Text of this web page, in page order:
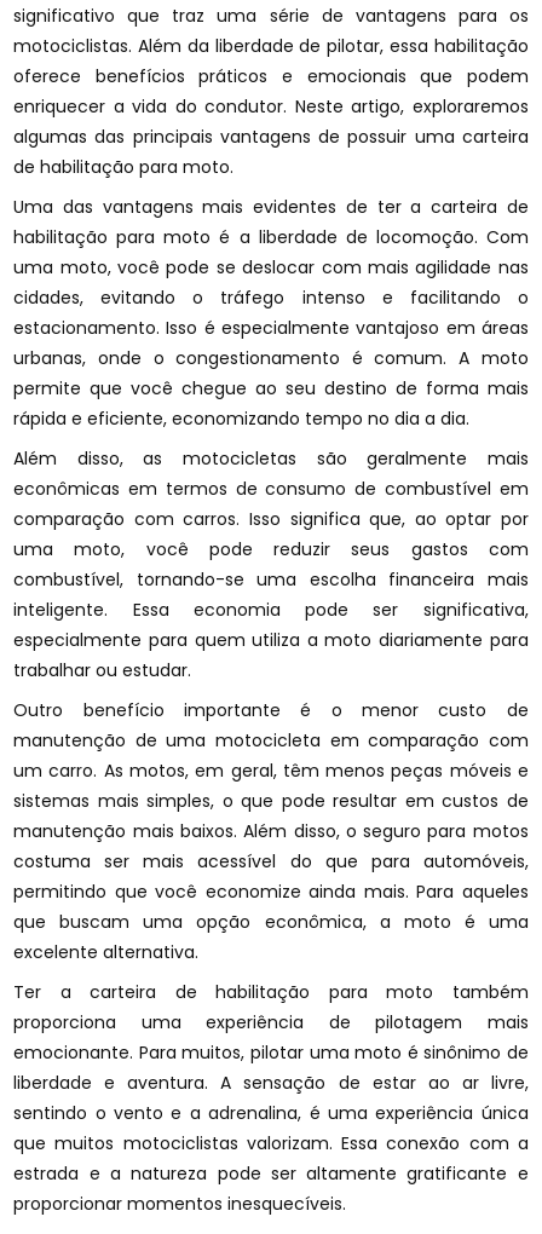
significativo que traz uma série de vantagens para os
motociclistas. Além da liberdade de pilotar, essa habilitação
oferece benefícios práticos e emocionais que podem
enriquecer a vida do condutor. Neste artigo, exploraremos
algumas das principais vantagens de possuir uma carteira
de habilitação para moto.
Uma das vantagens mais evidentes de ter a carteira de
habilitação para moto é a liberdade de locomoção. Com
uma moto, você pode se deslocar com mais agilidade nas
cidades, evitando o tráfego intenso e facilitando o
estacionamento. Isso é especialmente vantajoso em áreas
urbanas, onde o congestionamento é comum. A moto
permite que você chegue ao seu destino de forma mais
rápida e eficiente, economizando tempo no dia a dia.
Além disso, as motocicletas são geralmente mais
econômicas em termos de consumo de combustível em
comparação com carros. Isso significa que, ao optar por
uma moto, você pode reduzir seus gastos com
combustível, tornando-se uma escolha financeira mais
inteligente. Essa economia pode ser significativa,
especialmente para quem utiliza a moto diariamente para
trabalhar ou estudar.
Outro benefício importante é o menor custo de
manutenção de uma motocicleta em comparação com
um carro. As motos, em geral, têm menos peças móveis e
sistemas mais simples, o que pode resultar em custos de
manutenção mais baixos. Além disso, o seguro para motos
costuma ser mais acessível do que para automóveis,
permitindo que você economize ainda mais. Para aqueles
que buscam uma opção econômica, a moto é uma
excelente alternativa.
Ter a carteira de habilitação para moto também
proporciona uma experiência de pilotagem mais
emocionante. Para muitos, pilotar uma moto é sinônimo de
liberdade e aventura. A sensação de estar ao ar livre,
sentindo o vento e a adrenalina, é uma experiência única
que muitos motociclistas valorizam. Essa conexão com a
estrada e a natureza pode ser altamente gratificante e
proporcionar momentos inesquecíveis.